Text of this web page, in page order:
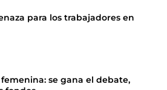
para los trabajadores en
se gana el debate,